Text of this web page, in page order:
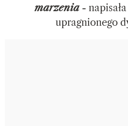
marzenia-
upragnionego